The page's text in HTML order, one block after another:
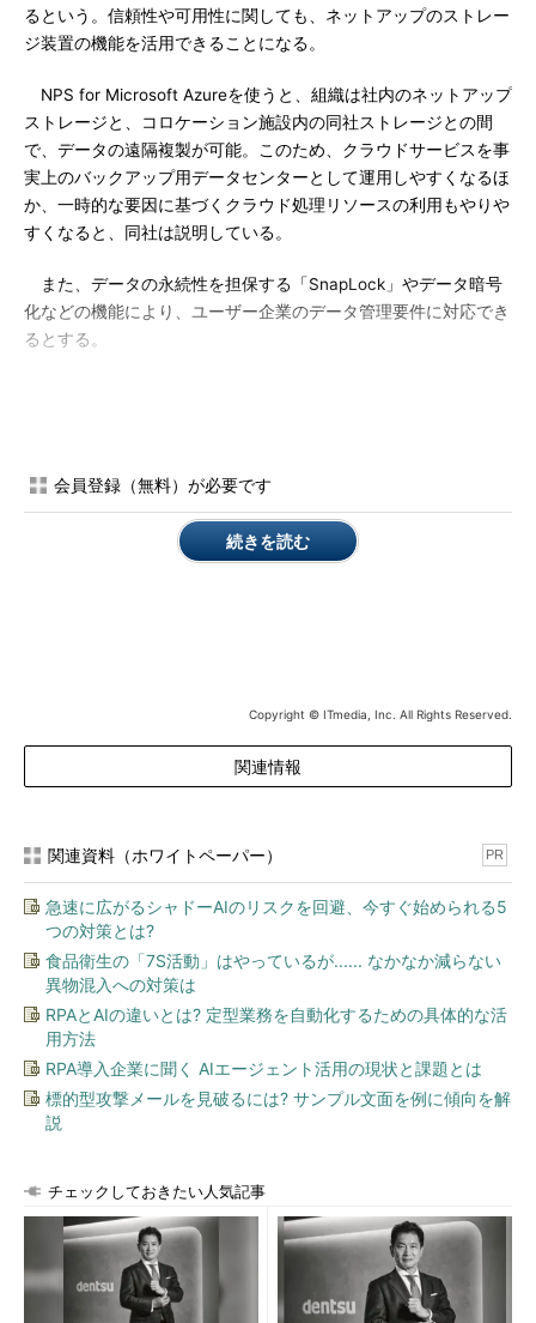
るという。信頼性や可用性に関しても、ネットアップのストレー
ジ装置の機能を活用できることになる。
NPS for Microsoft Azureを使うと、組織は社内のネットアップ
ストレージと、コロケーション施設内の同社ストレージとの間
で、データの遠隔複製が可能。このため、クラウドサービスを事
実上のバックアップ用データセンターとして運用しやすくなるほ
か、一時的な要因に基づくクラウド処理リソースの利用もやりや
すくなると、同社は説明している。
また、データの永続性を担保する「SnapLock」やデータ暗号
化などの機能により、ユーザー企業のデータ管理要件に対応でき
るとする。
る。Microsoft Azureの他に、Amazon Web Services、IBM
SoftLayerに関して、同様なソリューションの提供を進めてい
会員登録（無料）が必要です
続きを読む
Copyright © ITmedia, Inc. All Rights Reserved.
関連情報
関連資料（ホワイトペーパー） PR
急速に広がるシャドーAIのリスクを回避、今すぐ始められる5
つの対策とは?
食品衛生の「7S活動」はやっているが...... なかなか減らない
異物混入への対策は
RPAとAIの違いとは? 定型業務を自動化するための具体的な活
用方法
RPA導入企業に聞く AIエージェント活用の現状と課題とは
標的型攻撃メールを見破るには? サンプル文面を例に傾向を解
説
チェックしておきたい人気記事